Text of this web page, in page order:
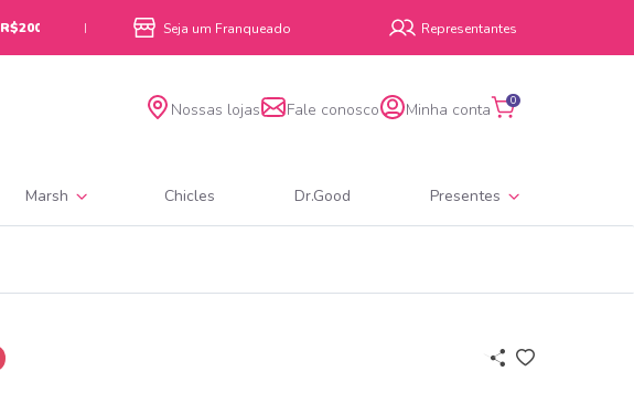
R$200 | Seja um Franqueado Representantes
Nossas lojas Fale conosco Minha conta 0
Marsh Chicles Dr.Good Presentes